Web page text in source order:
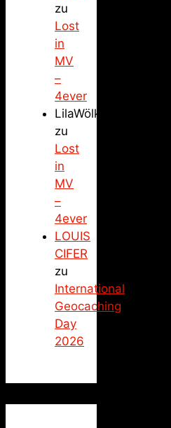
zu
Lost
in
MV
–
4ever
LilaWölkchen
zu
Lost
in
MV
–
4ever
LOUIS
CIFER
zu
International
Geocaching
Day
2026